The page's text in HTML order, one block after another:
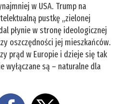
w USA. Trump na
pustkę „zielonej
płynie w stronę ideologicznej
oszczędności jej mieszkańców.
prąd w Europie i dzieje się tak
są – naturalne dla